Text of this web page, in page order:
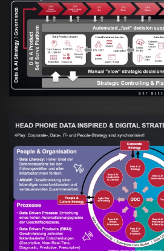
Artikel:Prozesse und
in Hand
VIEW
Artikel:Kennst Du schon
Data Driven
VIEW